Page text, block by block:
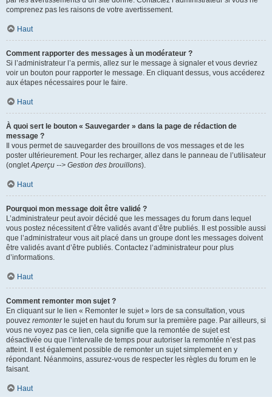
comprenez pas les raisons de votre avertissement.
Haut
Comment rapporter des messages à un modérateur ?
Si l’administrateur l’a permis, allez sur le message à signaler et vous devriez
voir un bouton pour rapporter le message. En cliquant dessus, vous accéderez
aux étapes nécessaires pour le faire.
Haut
À quoi sert le bouton « Sauvegarder » dans la page de rédaction de
message ?
Il vous permet de sauvegarder des brouillons de vos messages et de les
poster ultérieurement. Pour les recharger, allez dans le panneau de l’utilisateur
(ongletAperçu --> Gestion des brouillons).
Haut
Pourquoi mon message doit être validé ?
L’administrateur peut avoir décidé que les messages du forum dans lequel
vous postez nécessitent d’être validés avant d’être publiés. Il est possible aussi
que l’administrateur vous ait placé dans un groupe dont les messages doivent
être validés avant d’être publiés. Contactez l’administrateur pour plus
d’informations.
Haut
Comment remonter mon sujet ?
En cliquant sur le lien « Remonter le sujet » lors de sa consultation, vous
pouvez remonterle sujet en haut du forum sur la première page. Par ailleurs, si
vous ne voyez pas ce lien, cela signifie que la remontée de sujet est
désactivée ou que l’intervalle de temps pour autoriser la remontée n’est pas
atteint. Il est également possible de remonter un sujet simplement en y
répondant. Néanmoins, assurez-vous de respecter les règles du forum en le
faisant.
Haut